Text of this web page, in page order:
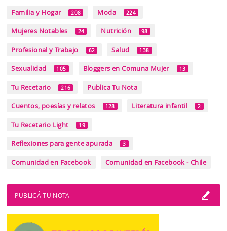
Familia y Hogar 208 Moda 224
Mujeres Notables 24 Nutrición 98
Profesional y Trabajo 62 Salud 138
Sexualidad 105 Bloggers en Comuna Mujer 13
Tu Recetario 216 Publica Tu Nota
Cuentos, poesías y relatos 128 Literatura infantil 2
Tu Recetario Light 19
Reflexiones para gente apurada 3
Comunidad en Facebook Comunidad en Facebook - Chile
PUBLICÁ TU NOTA